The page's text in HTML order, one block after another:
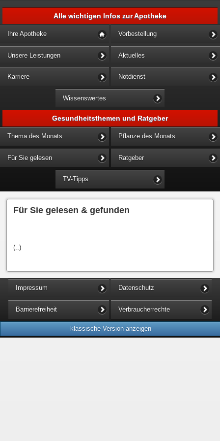
Alle wichtigen Infos zur Apotheke
Ihre Apotheke Vorbestellung
Unsere Leistungen Aktuelles
Karriere Notdienst
Wissenswertes
Gesundheitsthemen und Ratgeber
Thema des Monats Pflanze des Monats
Für Sie gelesen Ratgeber
TV-Tipps
Für Sie gelesen & gefunden
(..)
Impressum Datenschutz
Barrierefreiheit Verbraucherrechte
klassische Version anzeigen